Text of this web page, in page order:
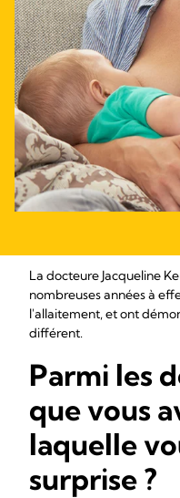
La docteure Jacqueline
nombreuses années à
l'allaitement, et ont
différent.
Parmi les
que vous
laquelle
surprise ?